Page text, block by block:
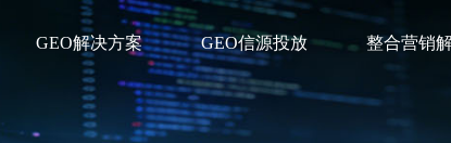
GEO解决方案 GEO信源投放 整合营销